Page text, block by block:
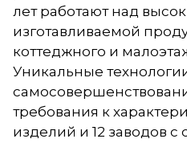
лет работают над
изготавливаемой
коттеджного и
Уникальные
требования к
изделий и 12 заводов